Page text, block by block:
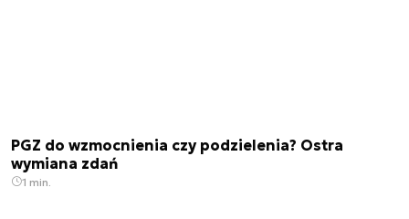
PGZ do wzmocnienia czy podzielenia? Ostra
wymiana zdań
1 min.